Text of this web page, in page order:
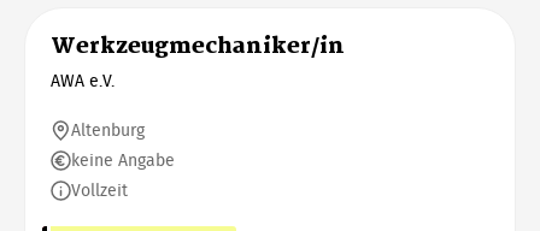
Werkzeugmechaniker/in
AWA e.V.
Altenburg
keine Angabe
Vollzeit